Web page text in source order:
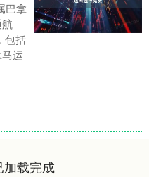
巴拿
包括
运
加载完成